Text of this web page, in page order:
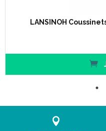
ainsi qu’un zip renforcé
sur les côtés.
Etiquette pratique située
de la zone de stockage et
perforation ou
aliments.
Les sachets de
packagés de façon
LANSINOH